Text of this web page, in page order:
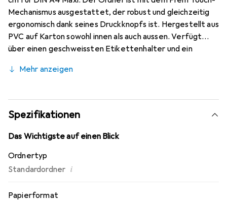
Mechanismus ausgestattet, der robust und gleichzeitig
ergonomisch dank seines Druckknopfs ist. Hergestellt aus
PVC auf Karton sowohl innen als auch aussen. Verfügt
über einen geschweissten Etikettenhalter und ein
Griffloch. 18 Jahre Garantie, FSC-zertifiziert.
Mehr anzeigen
Spezifikationen
Das Wichtigste auf einen Blick
Ordnertyp
Standardordner i
Papierformat